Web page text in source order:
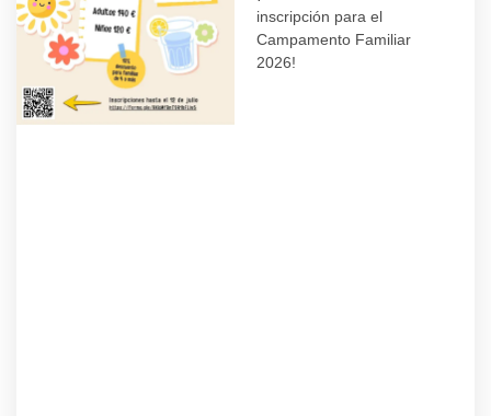
inscripción para el
Campamento Familiar
2026!